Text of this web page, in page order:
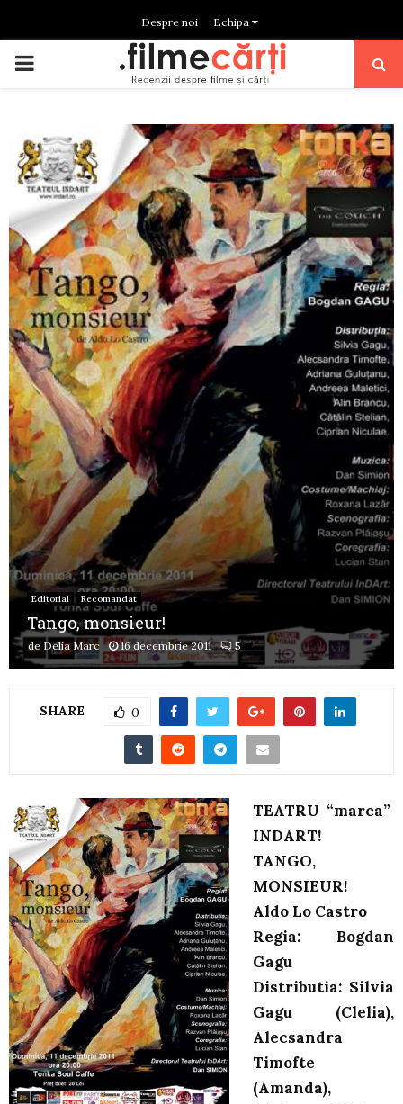
Despre noi Echipa
PRIMARY
Editorial Recomandat
Tango, monsieur!
de Delia Marc 16 decembrie 2011 5
SHARE 0
TEATRU “marca”
INDART!
TANGO,
MONSIEUR!
Aldo Lo Castro
Regia: Bogdan
Gagu
Distributia: Silvia
Gagu (Clelia),
Alecsandra
Timofte
(Amanda),